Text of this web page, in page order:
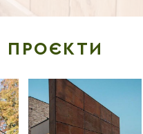
ПРОЄКТИ